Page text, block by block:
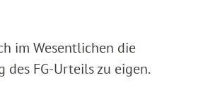
im Wesentlichen die
des FG-Urteils zu eigen.